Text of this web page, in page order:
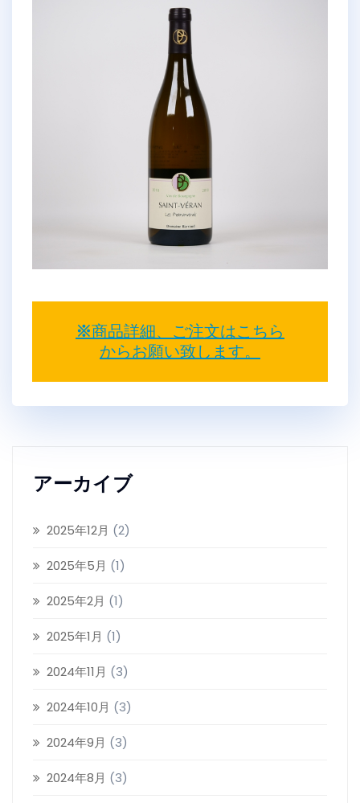
※商品詳細、ご注文はこちら
からお願い致します。
アーカイブ
2025年12月 (2)
2025年5月 (1)
2025年2月 (1)
2025年1月 (1)
2024年11月 (3)
2024年10月 (3)
2024年9月 (3)
2024年8月 (3)